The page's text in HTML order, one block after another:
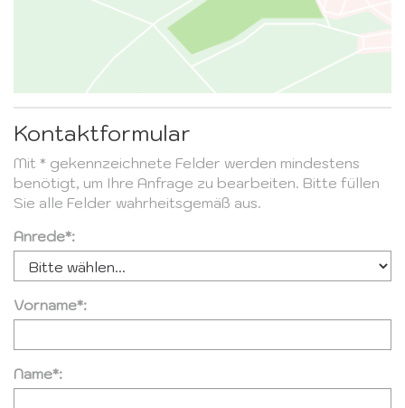
Kontaktformular
Mit * gekennzeichnete Felder werden mindestens
benötigt, um Ihre Anfrage zu bearbeiten. Bitte füllen
Sie alle Felder wahrheitsgemäß aus.
Anrede*:
Vorname*:
Name*: